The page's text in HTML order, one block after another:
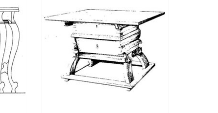
van
TOEVOEGEN AAN WINKELWAGEN